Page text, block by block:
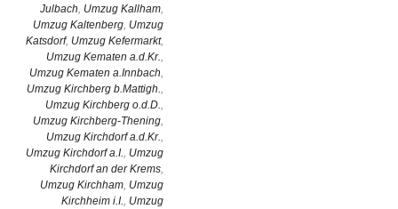
Julbach, Umzug Kallham,
Umzug Kaltenberg, Umzug
Katsdorf, Umzug Kefermarkt,
Umzug Kematen a.d.Kr.,
Umzug Kematen a.Innbach,
Umzug Kirchberg b.Mattigh.,
Umzug Kirchberg o.d.D.,
Umzug Kirchberg-Thening,
Umzug Kirchdorf a.d.Kr.,
Umzug Kirchdorf a.I., Umzug
Kirchdorf an der Krems,
Umzug Kirchham, Umzug
Kirchheim i.I., Umzug